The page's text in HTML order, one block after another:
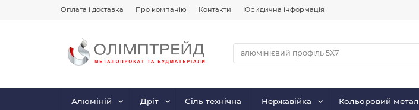
Оплата і доставка Про компанію Контакти Юридична інформація
Алюміній Дріт Сіль технічна Нержавійка Кольоровий метал